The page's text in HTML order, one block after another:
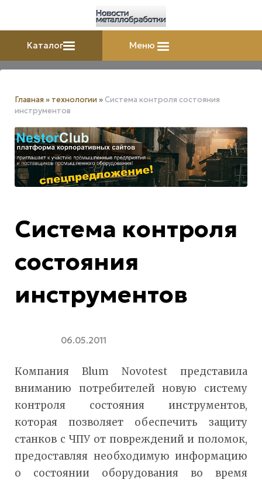
Каталог Меню
Главная » технологии »Система контроля состояния
инструментов
Система контроля
состояния
инструментов
06.05.2011
Компания Blum Novotest представила
вниманию потребителей новую систему
контроля состояния инструментов,
которая позволяет обеспечить защиту
станков с ЧПУ от повреждений и поломок,
предоставляя необходимую информацию
о состоянии оборудования во время